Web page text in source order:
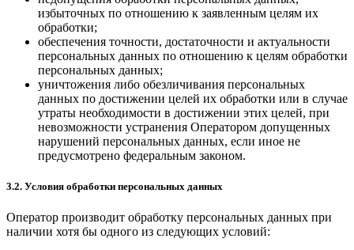
избыточных по отношению к заявленным целям их
обработки;
обеспечения точности, достаточности и актуальности
персональных данных по отношению к целям обработки
персональных данных;
уничтожения либо обезличивания персональных
данных по достижении целей их обработки или в случае
утраты необходимости в достижении этих целей, при
невозможности устранения Оператором допущенных
нарушений персональных данных, если иное не
предусмотрено федеральным законом.
3.2. Условия обработки персональных данных
Оператор производит обработку персональных данных при
наличии хотя бы одного из следующих условий: